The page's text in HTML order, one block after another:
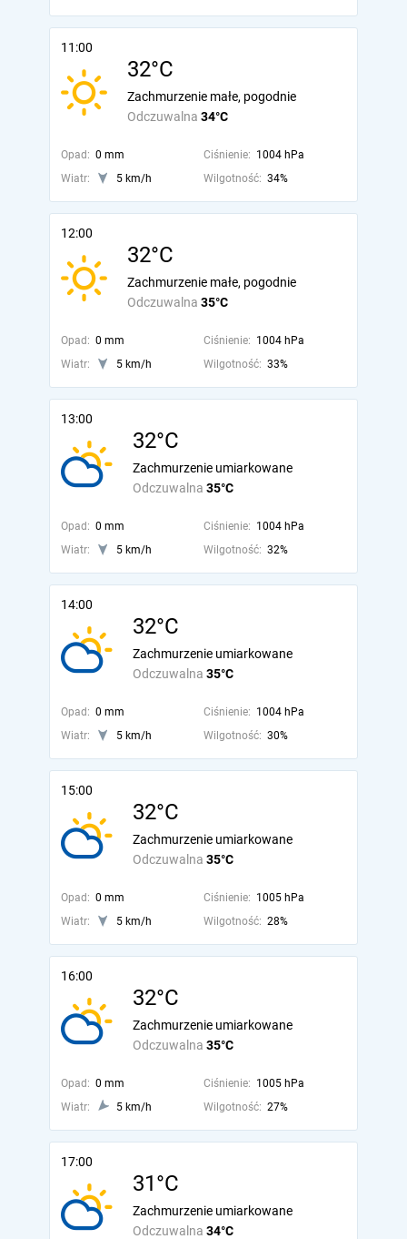
11:00
32°C
Odczuwalna 34°C
Zachmurzenie małe, pogodnie
Opad: 0 mm Ciśnienie: 1004 hPa
Wiatr:
5 km/h Wilgotność: 34%
12:00
32°C
Odczuwalna 35°C
Zachmurzenie małe, pogodnie
Opad: 0 mm Ciśnienie: 1004 hPa
Wiatr:
5 km/h Wilgotność: 33%
13:00
32°C
Odczuwalna 35°C
Zachmurzenie umiarkowane
Opad: 0 mm Ciśnienie: 1004 hPa
Wiatr:
5 km/h Wilgotność: 32%
14:00
32°C
Odczuwalna 35°C
Zachmurzenie umiarkowane
Opad: 0 mm Ciśnienie: 1004 hPa
Wiatr:
5 km/h Wilgotność: 30%
15:00
32°C
Odczuwalna 35°C
Zachmurzenie umiarkowane
Opad: 0 mm Ciśnienie: 1005 hPa
Wiatr:
5 km/h Wilgotność: 28%
16:00
32°C
Odczuwalna 35°C
Zachmurzenie umiarkowane
Opad: 0 mm Ciśnienie: 1005 hPa
Wiatr:
5 km/h Wilgotność: 27%
17:00
31°C
Odczuwalna 34°C
Zachmurzenie umiarkowane